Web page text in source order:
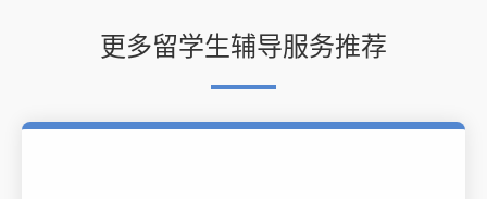
更多留学生辅导服务推荐